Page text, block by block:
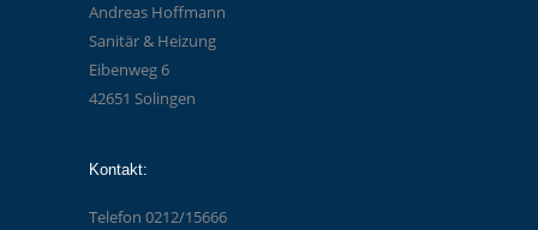
Andreas Hoffmann
Sanitär & Heizung
Eibenweg 6
42651 Solingen
Kontakt:
Telefon 0212/15666